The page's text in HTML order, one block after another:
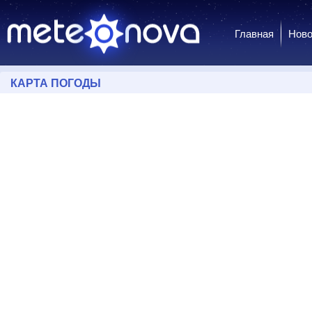
Главная
КАРТА ПОГОДЫ